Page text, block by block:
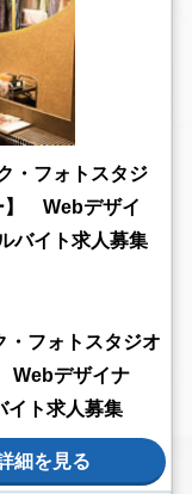
フォトスタジ
】 Webデザイ
イト求人募集
フォトスタジオ
デザイナ
ト求人募集
細を見る